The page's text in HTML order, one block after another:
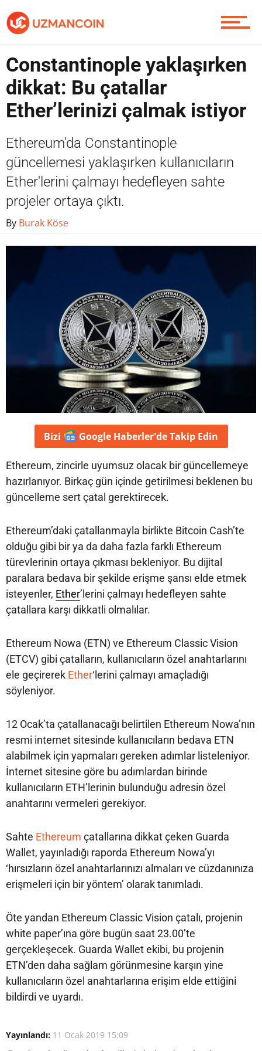
Piyasa
Contact / İletişim
Constantinople yaklaşırken
dikkat: Bu çatallar
Ether’lerinizi çalmak istiyor
Ethereum'da Constantinople
güncellemesi yaklaşırken kullanıcıların
Ether'lerini çalmayı hedefleyen sahte
projeler ortaya çıktı.
By Burak Köse
Bizi Google Haberler'deTakip Edin
Ethereum, zincirle uyumsuz olacak bir güncellemeye
hazırlanıyor. Birkaç gün içinde getirilmesi beklenen bu
güncelleme sert çatal gerektirecek.
Ethereum’daki çatallanmayla birlikte Bitcoin Cash’te
olduğu gibi bir ya da daha fazla farklı Ethereum
türevlerinin ortaya çıkması bekleniyor. Bu dijital
paralara bedava bir şekilde erişme şansı elde etmek
isteyenler, Ether’lerini çalmayı hedefleyen sahte
çatallara karşı dikkatli olmalılar.
Ethereum Nowa (ETN) ve Ethereum Classic Vision
(ETCV) gibi çatalların, kullanıcıların özel anahtarlarını
ele geçirerek Ether‘lerini çalmayı amaçladığı
söyleniyor.
12 Ocak’ta çatallanacağı belirtilen Ethereum Nowa’nın
resmi internet sitesinde kullanıcıların bedava ETN
alabilmek için yapmaları gereken adımlar listeleniyor.
İnternet sitesine göre bu adımlardan birinde
kullanıcıların ETH’lerinin bulunduğu adresin özel
anahtarını vermeleri gerekiyor.
Sahte Ethereum çatallarına dikkat çeken Guarda
Wallet, yayınladığı raporda Ethereum Nowa’yı
‘hırsızların özel anahtarlarınızı almaları ve cüzdanınıza
erişmeleri için bir yöntem’ olarak tanımladı.
Öte yandan Ethereum Classic Vision çatalı, projenin
white paper’ına göre bugün saat 23.00’te
gerçekleşecek. Guarda Wallet ekibi, bu projenin
ETN’den daha sağlam görünmesine karşın yine
kullanıcıların özel anahtarlarına erişim elde ettiğini
bildirdi ve uyardı.
Yayınlandı: 11 Ocak 2019 15:09